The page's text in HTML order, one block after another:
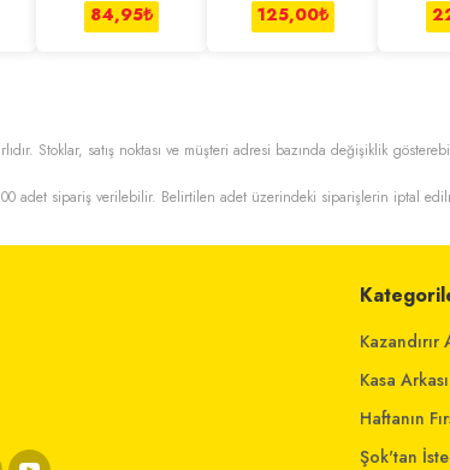
84,95₺
125,00₺
Stoklar, satış noktası ve müşteri adresi bazında değişiklik
adet sipariş verilebilir. Belirtilen adet üzerindeki siparişlerin iptal
Kazandırır
Kasa
Haftanın
Şok'tan